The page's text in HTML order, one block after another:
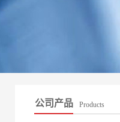
公司产品 Products